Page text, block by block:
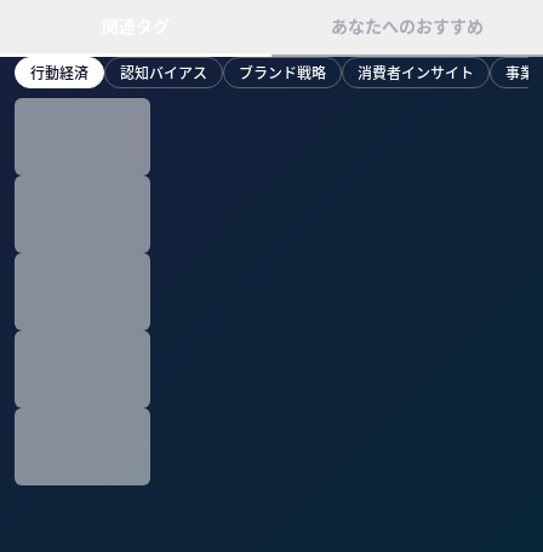
あなたへのおすすめ
行動経済 認知バイアス ブランド戦略 消費者インサイト 事業